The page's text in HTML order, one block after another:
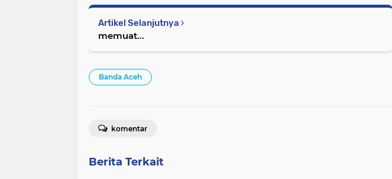
Artikel Selanjutnya
memuat...
Banda Aceh
komentar
Berita Terkait